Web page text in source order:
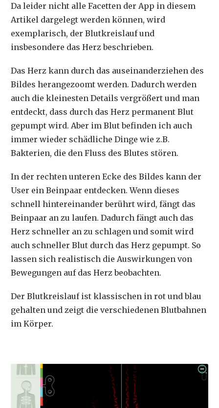
Da leider nicht alle Facetten der App in diesem
Artikel dargelegt werden können, wird
exemplarisch, der Blutkreislauf und
insbesondere das Herz beschrieben.
Das Herz kann durch das auseinanderziehen des
Bildes herangezoomt werden. Dadurch werden
auch die kleinesten Details vergrößert und man
entdeckt, dass durch das Herz permanent Blut
gepumpt wird. Aber im Blut befinden ich auch
immer wieder schädliche Dinge wie z.B.
Bakterien, die den Fluss des Blutes stören.
In der rechten unteren Ecke des Bildes kann der
User ein Beinpaar entdecken. Wenn dieses
schnell hintereinander berührt wird, fängt das
Beinpaar an zu laufen. Dadurch fängt auch das
Herz schneller an zu schlagen und somit wird
auch schneller Blut durch das Herz gepumpt. So
lassen sich realistisch die Auswirkungen von
Bewegungen auf das Herz beobachten.
Der Blutkreislauf ist klassischen in rot und blau
gehalten und zeigt die verschiedenen Blutbahnen
im Körper.